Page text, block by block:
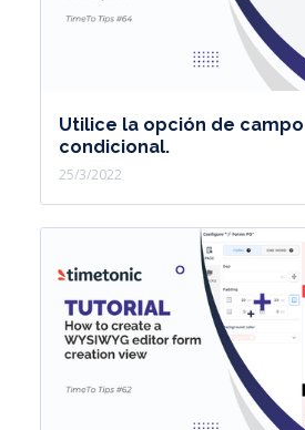
Utilice la opción de
condicional.
25/3/2022